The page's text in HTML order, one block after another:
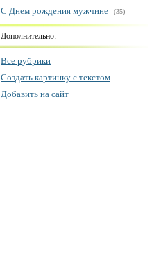
С Днем рождения мужчине (35)
Дополнительно:
Все рубрики
Создать картинку с текстом
Добавить на сайт